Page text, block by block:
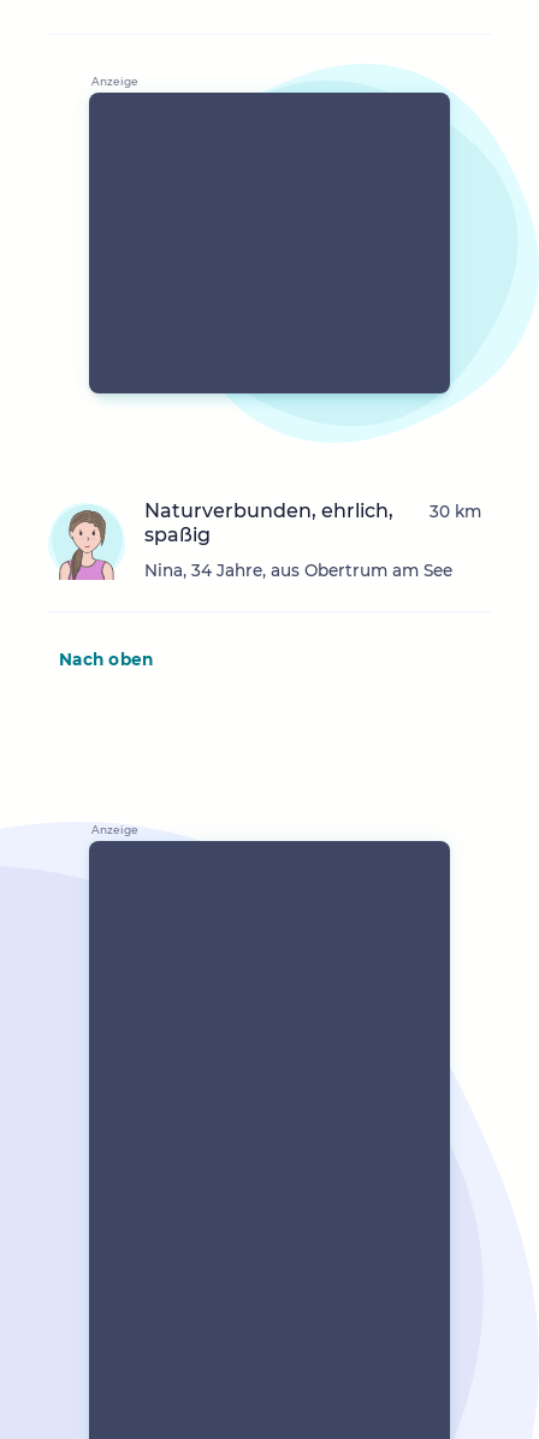
Naturverbunden, ehrlich,
spaßig
Nina, 34 Jahre, aus Obertrum am See
30 km
Nach oben